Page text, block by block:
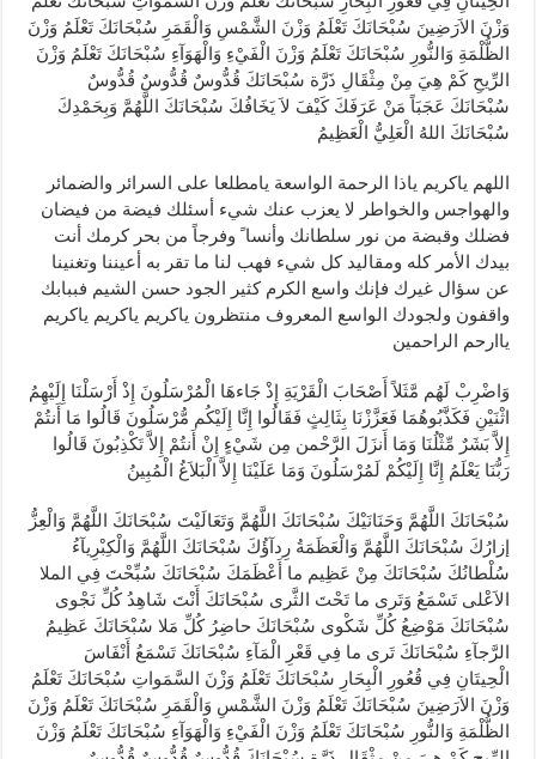
وَزْنَ الاَرَضِينَ سُبْحَانَكَ تَعْلَمُ وَزْنَ الشَّمْسِ وَالْقَمَرِ سُبْحَانَكَ تَعْلَمُ وَزْنَ
الظُّلْمَةِ وَالنُّورِ سُبْحَانَكَ تَعْلَمُ وَزْنَ الْفَيْءِ وَالْهَوَآءِ سُبْحَانَكَ تَعْلَمُ وَزْنَ
الرِّيحِ كَمْ هِيَ مِنْ مِثْقَالِ ذَرَّة سُبْحَانَكَ قُدُّوسٌ قُدُّوسٌ قُدُّوسٌ
سُبْحَانَكَ عَجَبَاً مَنْ عَرَفَكَ كَيْفَ لاَ يَخَافُكَ سُبْحَانَكَ اللَّهُمَّ وَبِحَمْدِكَ
سُبْحَانَكَ اللهُ الْعَلِيُّ الْعَظِيمُ
اللهم ياكريم ياذا الرحمة الواسعة يامطلعا على السرائر والضمائر
والهواجس والخواطر لا يعزب عنك شيء أسئلك فيضة من فيضان
فضلك وقبضة من نور سلطانك وأنسا ً وفرجاً من بحر كرمك أنت
بيدك الأمر كله ومقاليد كل شيء فهب لنا ما تقر به أعيننا وتغنينا
عن سؤال غيرك فإنك واسع الكرم كثير الجود حسن الشيم فببابك
واقفون ولجودك الواسع المعروف منتظرون ياكريم ياكريم ياكريم
ياارحم الراحمين
وَاضْرِبْ لَهُم مَّثَلاً أَصْحَابَ الْقَرْيَةِ إِذْ جَاءهَا الْمُرْسَلُونَ إِذْ أَرْسَلْنَا إِلَيْهِمُ
اثْنَيْنِ فَكَذَّبُوهُمَا فَعَزَّزْنَا بِثَالِثٍ فَقَالُوا إِنَّا إِلَيْكُم مُّرْسَلُونَ قَالُوا مَا أَنتُمْ
إِلاَّ بَشَرٌ مِّثْلُنَا وَمَا أَنزَلَ الرَّحْمن مِن شَيْءٍ إِنْ أَنتُمْ إِلاَّ تَكْذِبُونَ قَالُوا
رَبُّنَا يَعْلَمُ إِنَّا إِلَيْكُمْ لَمُرْسَلُونَ وَمَا عَلَيْنَا إِلاَّ الْبَلاَغُ الْمُبِينُ
سُبْحَانَكَ اللَّهُمَّ وَحَنَانَيْكَ سُبْحَانَكَ اللَّهُمَّ وَتَعَالَيْتَ سُبْحَانَكَ اللَّهُمَّ وَالْعِزُّ
إزارُكَ سُبْحَانَكَ اللَّهُمَّ وَالْعَظَمَةُ رِدآؤُكَ سُبْحَانَكَ اللَّهُمَّ وَالْكِبْرِيآءُ
سُلْطانُكَ سُبْحَانَكَ مِنْ عَظِيم ما أَعْظَمَكَ سُبْحَانَكَ سُبِّحْتَ فِي الملا
الاَعْلى تَسْمَعُ وَتَرى ما تَحْتَ الثَّرى سُبْحَانَكَ أَنْتَ شَاهِدُ كُلِّ نَجْوى
سُبْحَانَكَ مَوْضِعُ كُلِّ شَكْوى سُبْحَانَكَ حاضِرُ كُلِّ مَلا سُبْحَانَكَ عَظِيمُ
الرَّجآءِ سُبْحَانَكَ تَرى ما فِي قَعْرِ الْمَآءِ سُبْحَانَكَ تَسْمَعُ أَنْفَاسَ
الْحِيتَانِ فِي قُعُورِ الْبِحَارِ سُبْحَانَكَ تَعْلَمُ وَزْنَ السَّمَواتِ سُبْحَانَكَ تَعْلَمُ
وَزْنَ الاَرَضِينَ سُبْحَانَكَ تَعْلَمُ وَزْنَ الشَّمْسِ وَالْقَمَرِ سُبْحَانَكَ تَعْلَمُ وَزْنَ
الظُّلْمَةِ وَالنُّورِ سُبْحَانَكَ تَعْلَمُ وَزْنَ الْفَيْءِ وَالْهَوَآءِ سُبْحَانَكَ تَعْلَمُ وَزْنَ